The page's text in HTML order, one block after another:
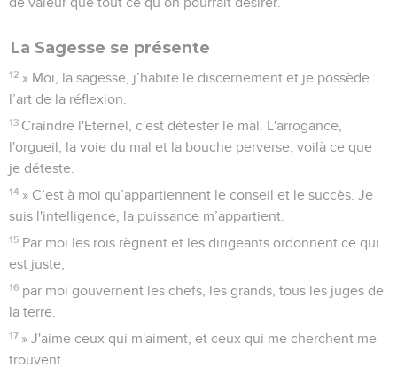
La Sagesse se présente
12 » Moi, la sagesse, j’habite le discernement et je possède
l’art de la réflexion.
13 Craindre l'Eternel, c'est détester le mal. L'arrogance,
l'orgueil, la voie du mal et la bouche perverse, voilà ce que
je déteste.
14 » C’est à moi qu’appartiennent le conseil et le succès. Je
suis l'intelligence, la puissance m’appartient.
15 Par moi les rois règnent et les dirigeants ordonnent ce qui
est juste,
16 par moi gouvernent les chefs, les grands, tous les juges de
la terre.
17 » J'aime ceux qui m'aiment, et ceux qui me cherchent me
trouvent.